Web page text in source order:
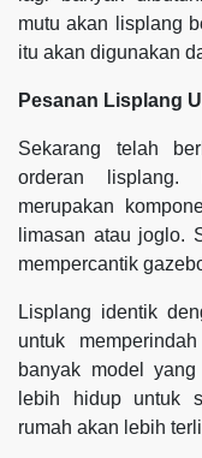
mutu akan lisplang
itu akan digunakan
Pesanan Lisplang
Sekarang telah
orderan lisplang.
merupakan
limasan atau joglo.
mempercantik
Lisplang identik
untuk
banyak model
lebih hidup untuk
rumah akan lebih